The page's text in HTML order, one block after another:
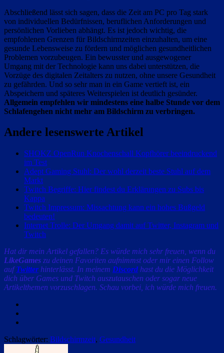
Abschließend lässt sich sagen, dass die Zeit am PC pro Tag stark
von individuellen Bedürfnissen, beruflichen Anforderungen und
persönlichen Vorlieben abhängt. Es ist jedoch wichtig, die
empfohlenen Grenzen für Bildschirmzeiten einzuhalten, um eine
gesunde Lebensweise zu fördern und möglichen gesundheitlichen
Problemen vorzubeugen. Ein bewusster und ausgewogener
Umgang mit der Technologie kann uns dabei unterstützen, die
Vorzüge des digitalen Zeitalters zu nutzen, ohne unsere Gesundheit
zu gefährden. Und so sehr man in ein Game vertieft ist, ein
Abspeichern und späteres Weiterspielen ist deutlich gesünder.
Allgemein empfehlen wir mindestens eine halbe Stunde vor dem
Schlafengehen nicht mehr am Bildschirm zu verbringen.
Andere lesenswerte Artikel
SHOKZ OpenRun Knochenschall Kopfhörer beeindruckend
im Test
Adept Gaming Stuhl: Der wohl derzeit beste Stuhl auf dem
Markt
Twitch Begriffe: Hier findest du Erklärungen zu Subs bis
Kappa
Twitch Impressum: Missachtung kann ein hohes Bußgeld
bedeuten!
Internet Trolle: Der Umgang damit auf Twitter, Instagram und
Twitch
Hat dir mein Artikel gefallen? Es würde mich sehr freuen, wenn du
LikeGames zu deinen Favoriten aufnimmst oder mir einen Follow
aufTwitter hinterlässt. In meinem Discord hast du die Möglichkeit
dich über Games und Twitch auszutauschen oder sogar neue
Artikelthemen vorzuschlagen. Schau vorbei, ich würde mich freuen.
Schlagwörter: Bildschirmzeit, Gesundheit